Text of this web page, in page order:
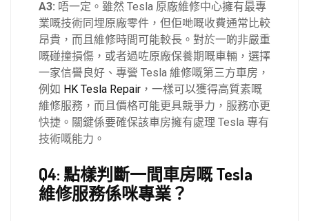
A3: 唔一定。雖然 Tesla 原廠維修中心擁有最專
業嘅技術同埋原廠零件，但佢哋嘅收費通常比較
昂貴，而且維修時間可能較長。對於一啲非嚴重
嘅碰撞損傷，或者過咗原廠保養期嘅車輛，選擇
一家信譽良好、專營 Tesla 維修嘅第三方車房，
例如 HK Tesla Repair ，一樣可以獲得高質素嘅
維修服務，而且價格可能更具競爭力，服務亦更
快捷。關鍵係要確保該車房擁有處理 Tesla 專有
技術嘅能力。
Q4: 點樣判斷一間車房嘅 Tesla
維修服務係咪專業？